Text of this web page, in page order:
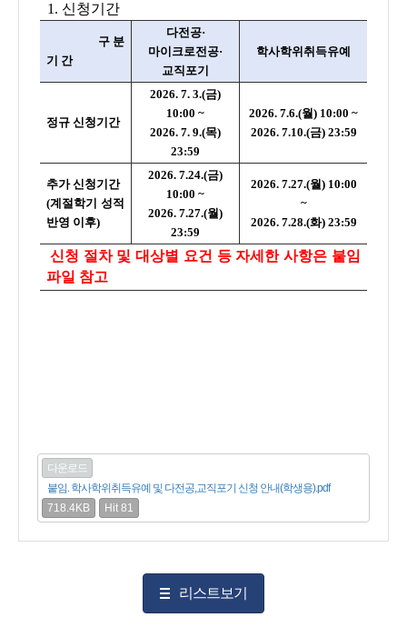
1. 신청기간
구 분
기 간
다전공·
마이크로전공·
교직포기
학사학위취득유예
정규 신청기간
2026. 7. 3.(금)
10:00 ~
2026. 7. 9.(목)
23:59
2026. 7.6.(월) 10:00 ~
2026. 7.10.(금) 23:59
추가 신청기간
(계절학기 성적
반영 이후)
2026. 7.24.(금)
10:00 ~
2026. 7.27.(월)
23:59
2026. 7.27.(월) 10:00
~
2026. 7.28.(화) 23:59
신청 절차 및 대상별 요건 등 자세한 사항은 붙임
파일 참고
다운로드
붙임. 학사학위취득유예 및 다전공,교직포기 신청 안내(학생용).pdf
718.4KB
Hit 81
리스트보기